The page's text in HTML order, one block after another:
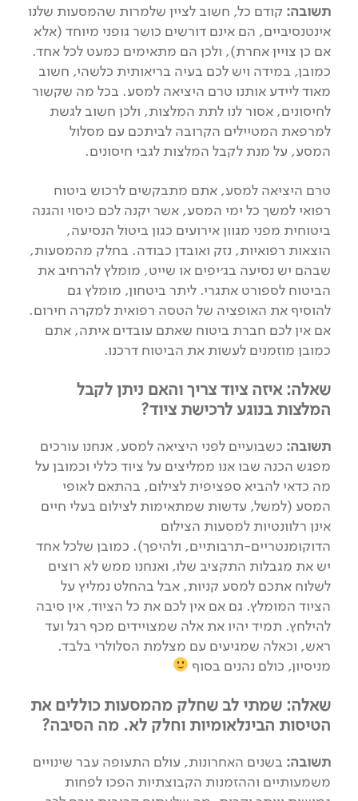
תשובה: קודם כל, חשוב לציין שלמרות שהמסעות שלנו
אינטנסיביים, הם אינם דורשים כושר גופני מיוחד (אלא
אם כן צויין אחרת), ולכן הם מתאימים כמעט לכל אחד.
כמובן, במידה ויש לכם בעיה בריאותית כלשהי, חשוב
מאוד ליידע אותנו טרם היציאה למסע. בכל מה שקשור
לחיסונים, אסור לנו לתת המלצות, ולכן חשוב לגשת
למרפאת המטיילים הקרובה לביתכם עם מסלול
המסע, על מנת לקבל המלצות לגבי חיסונים.
טרם היציאה למסע, אתם מתבקשים לרכוש ביטוח
רפואי למשך כל ימי המסע, אשר יקנה לכם כיסוי והגנה
ביטוחית מפני מגוון אירועים כגון ביטול הנסיעה,
הוצאות רפואיות, נזק ואובדן כבודה. בחלק מהמסעות,
שבהם יש נסיעה בג׳יפים או שייט, מומלץ להרחיב את
הביטוח לספורט אתגרי. ליתר ביטחון, מומלץ גם
להוסיף את האופציה של הטסה רפואית למקרה חירום.
אם אין לכם חברת ביטוח שאתם עובדים איתה, אתם
כמובן מוזמנים לעשות את הביטוח דרכנו.
שאלה: איזה ציוד צריך והאם ניתן לקבל
המלצות בנוגע לרכישת ציוד?
תשובה: כשבועיים לפני היציאה למסע, אנחנו עורכים
מפגש הכנה שבו אנו ממליצים על ציוד כללי וכמובן על
מה כדאי להביא ספציפית לצילום, בהתאם לאופי
המסע (למשל, עדשות שמתאימות לצילום בעלי חיים
אינן רלוונטיות למסעות הצילום
הדוקומנטריים-תרבותיים, ולהיפך). כמובן שלכל אחד
יש את מגבלות התקציב שלו, ואנחנו ממש לא רוצים
לשלוח אתכם למסע קניות, אבל בהחלט נמליץ על
הציוד המומלץ. גם אם אין לכם את כל הציוד, אין סיבה
להילחץ. תמיד יהיו את אלה שמצויידים מכף רגל ועד
ראש, וכאלה שמגיעים עם מצלמת הסלולרי בלבד.
מניסיון, כולם נהנים בסוף
שאלה: שמתי לב שחלק מהמסעות כוללים את
הטיסות הבינלאומיות וחלק לא. מה הסיבה?
תשובה: בשנים האחרונות, עולם התעופה עבר שינויים
משמעותיים וההזמנות הקבוצתיות הפכו לפחות